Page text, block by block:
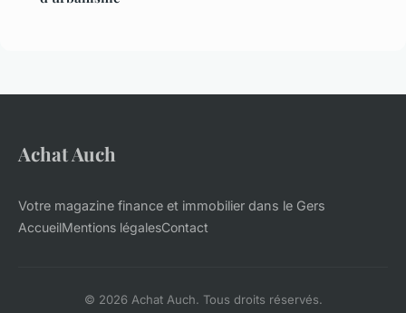
Achat Auch
Votre magazine finance et immobilier dans le Gers
AccueilMentions légalesContact
© 2026 Achat Auch. Tous droits réservés.